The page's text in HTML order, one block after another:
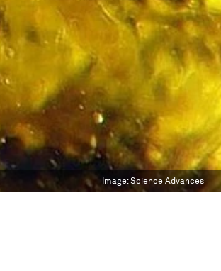
Image:Science Advances